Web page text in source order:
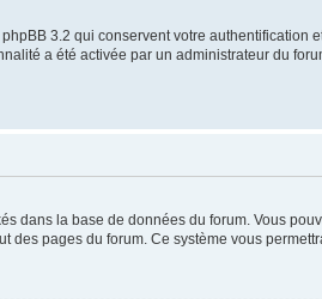
3.2 qui conservent votre
a été activée par un administrateur du
dans la base de données du forum. Vous
des pages du forum. Ce système vous